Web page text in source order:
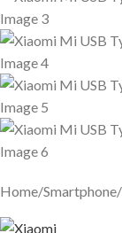
Home Smartphone